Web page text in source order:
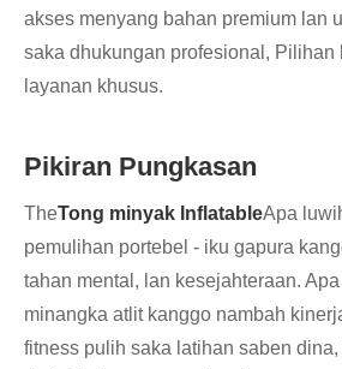
akses menyang bahan premium lan
saka dhukungan profesional, Pilihan
layanan khusus.
Pikiran Pungkasan
TheTong minyak InflatableApa
pemulihan portebel - iku gapura
tahan mental, lan kesejahteraan.
minangka atlit kanggo nambah
fitness pulih saka latihan saben